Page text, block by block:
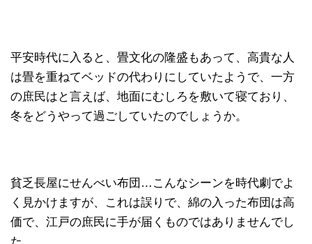
平安時代に入ると、畳文化の隆盛もあって、高貴な人
は畳を重ねてベッドの代わりにしていたようで、一方
の庶民はと言えば、地面にむしろを敷いて寝ており、
冬をどうやって過ごしていたのでしょうか。
貧乏長屋にせんべい布団…こんなシーンを時代劇でよ
く見かけますが、これは誤りで、綿の入った布団は高
価で、江戸の庶民に手が届くものではありませんでし
た。